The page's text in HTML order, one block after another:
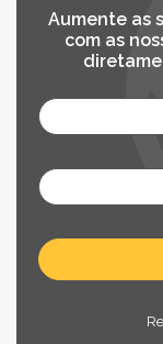
Aumente as
com as